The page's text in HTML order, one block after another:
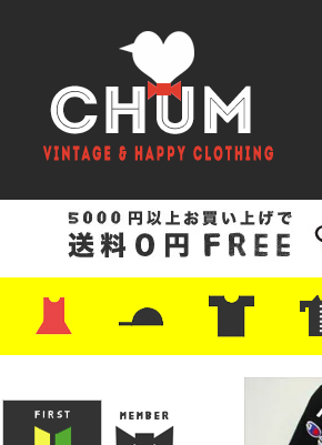
・レザーシューズ/スニーカー
・プリントTシャツ
・バンド/ツアー
・キャラクター
・Nike/adidas/スポーツ
・チャンピオン
・サーフ/スケート
・ボーダー/総柄/無地
・フットボール/リンガー
・タンクトップ/NBA・ポロ
・半袖
・アロ